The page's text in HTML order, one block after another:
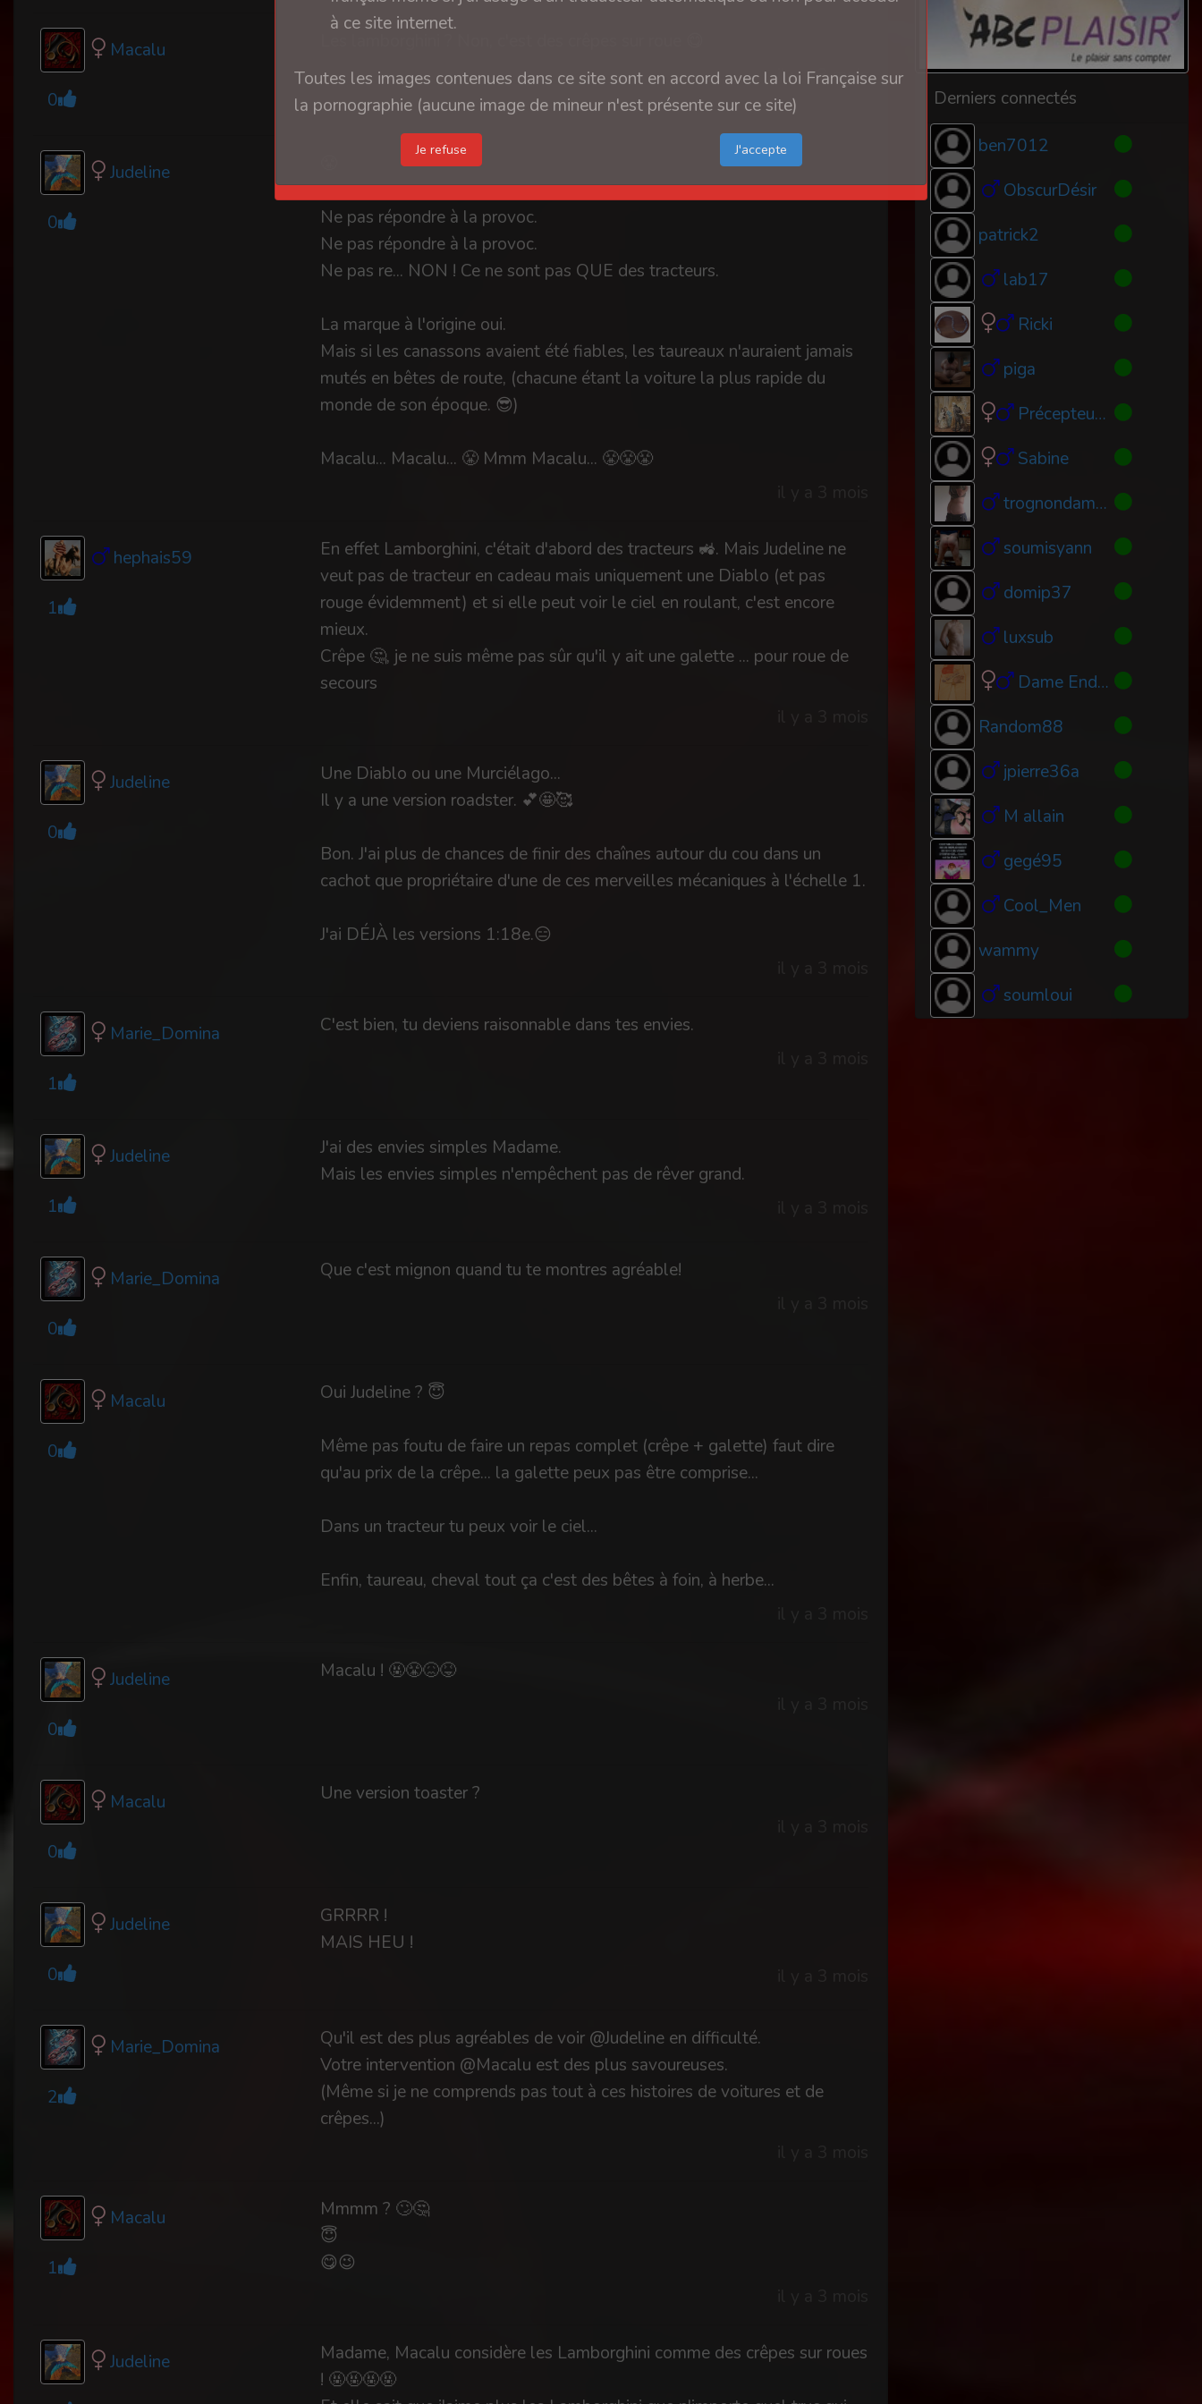
Macalu
0
il y a 3 mois
Judeline
0
Ne pas répondre à la provoc.
Ne pas répondre à la provoc.
Ne pas re... NON ! Ce ne sont pas QUE des tracteurs.
La marque à l'origine oui.
Mais si les canassons avaient été fiables, les taureaux n'auraient jamais
mutés en bêtes de route, (chacune étant la voiture la plus rapide du
monde de son époque. 😎)
Macalu... Macalu... 😤 Mmm Macalu... 😤😤😤
hephais59
1
En effet Lamborghini, c'était d'abord des tracteurs 🚜. Mais Judeline ne
veut pas de tracteur en cadeau mais uniquement une Diablo (et pas
rouge évidemment) et si elle peut voir le ciel en roulant, c'est encore
mieux.
Crêpe 🤔, je ne suis même pas sûr qu'il y ait une galette ... pour roue de
secours
Judeline
0
Une Diablo ou une Murciélago...
Il y a une version roadster. 💕🤩🥰
Bon. J'ai plus de chances de finir des chaînes autour du cou dans un
cachot que propriétaire d'une de ces merveilles mécaniques à l'échelle 1.
J'ai DÉJÀ les versions 1:18e.😑
Marie_Domina
1
C'est bien, tu deviens raisonnable dans tes envies.
Judeline
1
J'ai des envies simples Madame.
Mais les envies simples n'empêchent pas de rêver grand.
Marie_Domina
0
Que c'est mignon quand tu te montres agréable!
Macalu
0
Oui Judeline ? 😇
Même pas foutu de faire un repas complet (crêpe + galette) faut dire
qu'au prix de la crêpe... la galette peux pas être comprise...
Dans un tracteur tu peux voir le ciel...
Enfin, taureau, cheval tout ça c'est des bêtes à foin, à herbe...
Judeline
0
Macalu ! 🤬😤😖😝
Macalu
0
Une version toaster ?
Judeline
0
GRRRR !
MAIS HEU !
Marie_Domina
2
Qu'il est des plus agréables de voir @Judeline en difficulté.
Votre intervention @Macalu est des plus savoureuses.
(Même si je ne comprends pas tout à ces histoires de voitures et de
crêpes...)
Macalu
1
Mmmm ? 🙄🤔
😇
😋😉
Judeline
Madame, Macalu considère les Lamborghini comme des crêpes sur roues
! 🤬🤬🤬🤬
Derniers connectés
ben7012
ObscurDésir
patrick2
lab17
Ricki
piga
Précepteur84
Sabine
trognondamour
soumisyann
domip37
luxsub
Dame Endura
Random88
jpierre36a
M allain
gegé95
Cool_Men
wammy
soumloui
à ce site internet.
Toutes les images contenues dans ce site sont en accord avec la loi Française sur
la pornographie (aucune image de mineur n'est présente sur ce site)
Je refuse